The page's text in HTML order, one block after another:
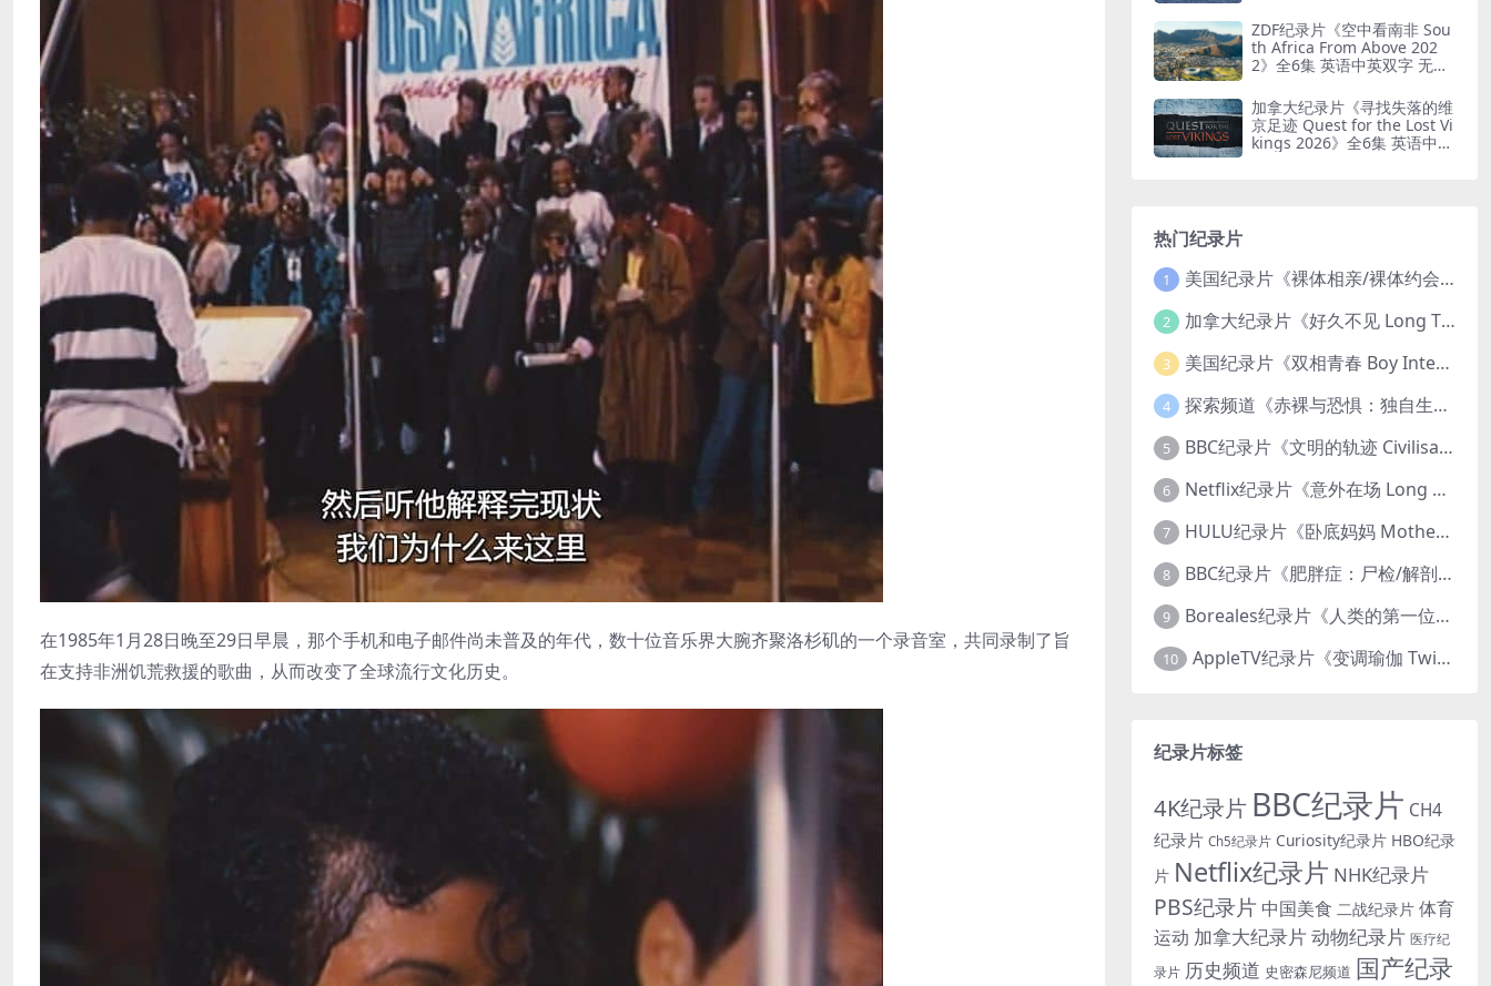
在1985年1月28日晚至29日早晨，那个手机和电子邮件尚未普及的年代，数十位音乐界大腕齐聚洛杉矶的一个录音室，共同录制了旨
在支持非洲饥荒救援的歌曲，从而改变了全球流行文化历史。
ZDF纪录片《空中看南非 Sou
th Africa From Above 202
2》全6集 英语中英双字 无水
加拿大纪录片《寻找失落的维
京足迹 Quest for the Lost Vi
kings 2026》全6集 英语中英
热门纪录片
1 美国纪录片《裸体相亲/裸体约会 Dating Naked 2014-2016》第1-3季全33集 英语中英双字 无水印纯净版 1080P/MKV/85.6G 裸体相亲真人秀
2 加拿大纪录片《好久不见 Long Time Comin 1993》英语中英双字 官方纯净版 1080P/MKV/1G 女同性艺术家
3 美国纪录片《双相青春 Boy Interrupted 2009》英语中英双字 官方纯净版 1080P/MKV/1.43G 青少年躁郁症
4 探索频道《赤裸与恐惧：独自生存/赤裸荒野求生 Naked and Afraid: Solo 2023》第一季全8集 英语中英双字 官方纯净版 高码1080P/MKV/45.4G
5 BBC纪录片《文明的轨迹 Civilisations 1969》全13集 英语中英双字 高清收藏版 1080P/MKV/64.1G 西方艺术史话
6 Netflix纪录片《意外在场 Long Shot 2017》英语中字 720P/NKV/1.06GB 美国谋杀误判案件
7 HULU纪录片《卧底妈妈 Mother Undercover 2023》全4集 英语中英双字 官方纯净版 1080P/MKV/7.6G 拯救孩子
8 BBC纪录片《肥胖症：尸检/解剖肥胖 Obesity: The Post Mortem 2016》英语中英双字 无水印纯净版 1080P/MKV/1.03G
9 Boreales纪录片《人类的第一位动物朋友：人类和狗的神奇故事 Man’s First Friend 2018》英语中英双字 1080P/MP4/1.8G 狗的神奇故事
10 AppleTV纪录片《变调瑜伽 Twisted Yoga 2026》全3集 英语中英双字 无水印纯净版 1080P/MKV/10G 瑜伽大师背后的真相
纪录片标签
4K纪录片 BBC纪录片 CH4
纪录片 Ch5纪录片 Curiosity纪录片 HBO纪录
片 Netflix纪录片 NHK纪录片
PBS纪录片 中国美食 二战纪录片 体育
运动 加拿大纪录片动物纪录片 医疗纪
录片 历史频道 史密森尼频道 国产纪录